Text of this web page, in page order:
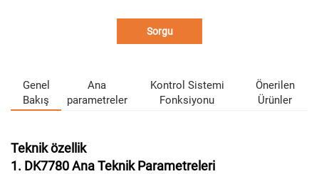
Sorgu
Genel
Bakış
Ana
parametreler
Kontrol Sistemi
Fonksiyonu
Önerilen
Ürünler
Teknik özellik
1. DK7780 Ana Teknik Parametreleri